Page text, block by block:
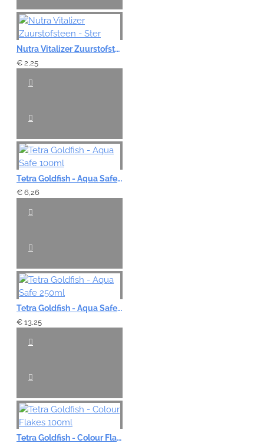
Nutra Vitalizer Zuurstofsteen - Ster
€ 2,25
Tetra Goldfish - Aqua Safe 100ml
€ 6,26
Tetra Goldfish - Aqua Safe 250ml
€ 13,25
Tetra Goldfish - Colour Flakes 100ml